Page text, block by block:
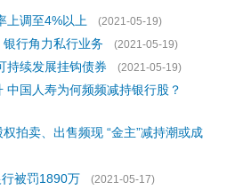
上调至4%以上
(2021-05-19)
银行角力私行业务
(2021-05-19)
持续发展挂钩债券
(2021-05-19)
中国人寿为何频频减持银行股？
权拍卖、出售频现 “金主”减持潮或成
被罚1890万 (2021-05-17)